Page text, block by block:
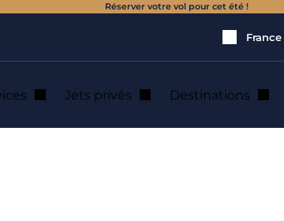
Réserver votre vol pour cet été !
France
Jets privés Destinations